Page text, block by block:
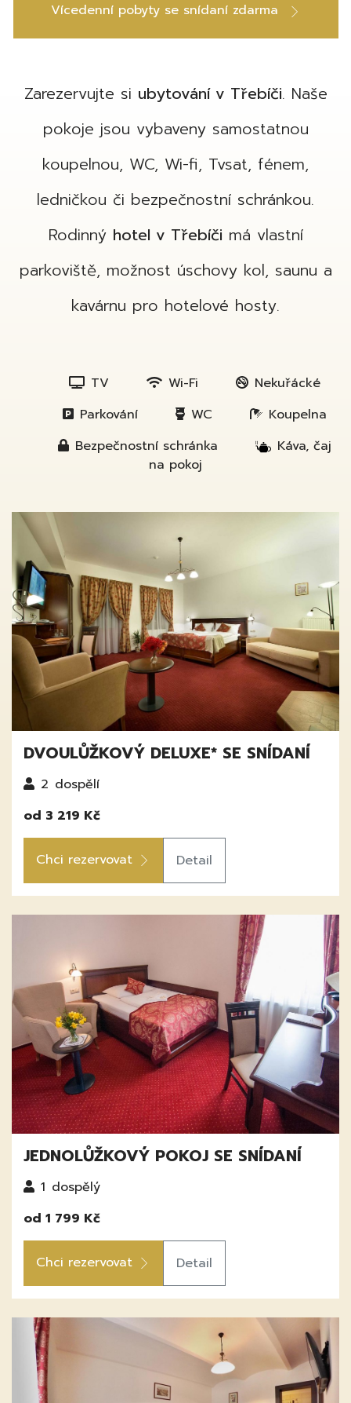
Vícedenní pobyty se snídaní zdarma
Zarezervujte si ubytování v Třebíči. Naše
pokoje jsou vybaveny samostatnou
koupelnou, WC, Wi-fi, Tvsat, fénem,
ledničkou či bezpečnostní schránkou.
Rodinný hotel v Třebíči má vlastní
parkoviště, možnost úschovy kol, saunu a
kavárnu pro hotelové hosty.
TV Wi-Fi
Nekuřácké
Parkování
WC
Koupelna
Bezpečnostní schránka
Káva, čaj
na pokoj
DVOULŮŽKOVÝ DELUXE* SE SNÍDANÍ
2 dospělí
od 3 219 Kč
Chci rezervovat Detail
JEDNOLŮŽKOVÝ POKOJ SE SNÍDANÍ
1 dospělý
od 1 799 Kč
Chci rezervovat Detail